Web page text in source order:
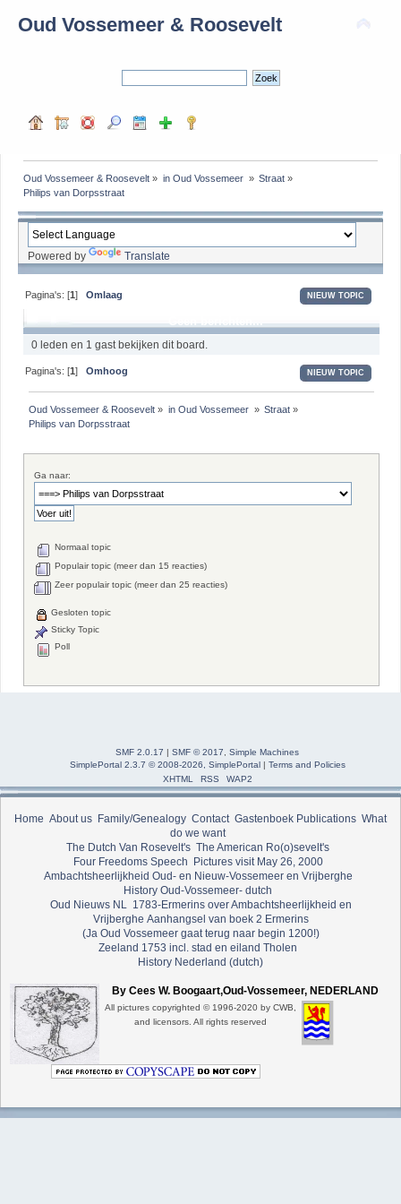
Oud Vossemeer & Roosevelt
Oud Vossemeer & Roosevelt » in Oud Vossemeer » Straat»
Philips van Dorpsstraat
Powered by Translate
Pagina's: [1]Omlaag NIEUW TOPIC
Geen berichten...
0 leden en 1 gast bekijken dit board.
NIEUW TOPIC
Pagina's: [1]Omhoog
Oud Vossemeer & Roosevelt » in Oud Vossemeer » Straat»
Philips van Dorpsstraat
Ga naar:
Normaal topic
Populair topic (meer dan 15 reacties)
Zeer populair topic (meer dan 25 reacties)
Gesloten topic
Sticky Topic
Poll
SMF 2.0.17 | SMF © 2017
Simple Machines
SimplePortal 2.3.7 © 2008-2026, SimplePortal| Terms and Policies
XHTML
RSS WAP2
Home About us Family/Genealogy Contact Gastenboek Publications What
do we want
The Dutch Van Rosevelt's The American Ro(o)sevelt's
Four Freedoms Speech Pictures visit May 26, 2000
Ambachtsheerlijkheid Oud- en Nieuw-Vossemeer en Vrijberghe
History Oud-Vossemeer- dutch
Oud Nieuws NL
1783-Ermerins over Ambachtsheerlijkheid en
Vrijberghe Aanhangsel van boek 2 Ermerins
(Ja Oud Vossemeer gaat terug naar begin 1200!)
Zeeland 1753 incl. stad en eiland Tholen
History Nederland (dutch)
By Cees W. Boogaart,Oud-Vossemeer, NEDERLAND
All pictures copyrighted © 1996-2020 by CWB,
and licensors. All rights reserved